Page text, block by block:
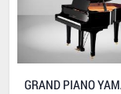
GRAND PIANO